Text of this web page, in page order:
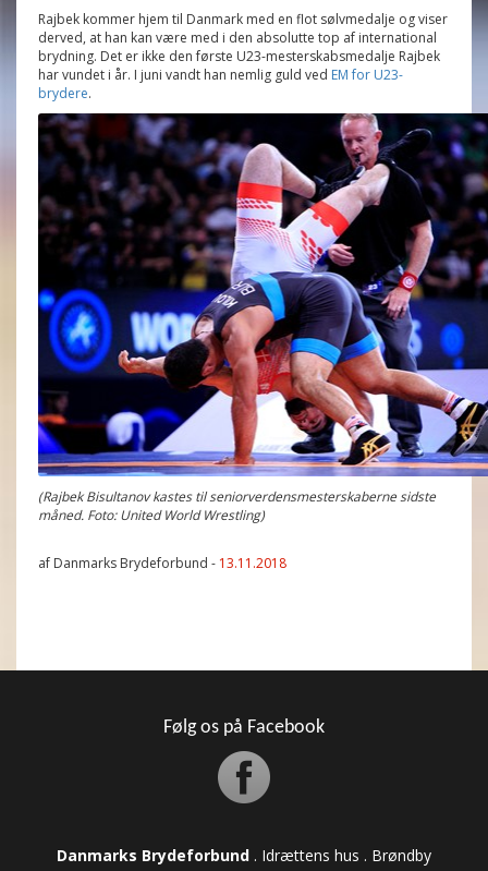
Rajbek kommer hjem til Danmark med en flot sølvmedalje og viser
derved, at han kan være med i den absolutte top af international
brydning. Det er ikke den første U23-mesterskabsmedalje Rajbek
har vundet i år. I juni vandt han nemlig guld ved EM for U23-
brydere.
(Rajbek Bisultanov kastes til seniorverdensmesterskaberne sidste
måned. Foto: United World Wrestling)
af Danmarks Brydeforbund - 13.11.2018
Følg os på Facebook
Danmarks Brydeforbund . Idrættens hus . Brøndby